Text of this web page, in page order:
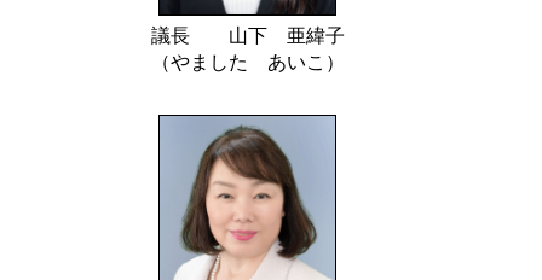
議長 山下 亜緯子
（やました あいこ）